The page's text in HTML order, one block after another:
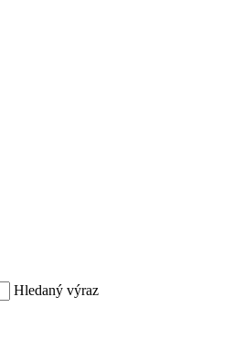
Hledaný výraz